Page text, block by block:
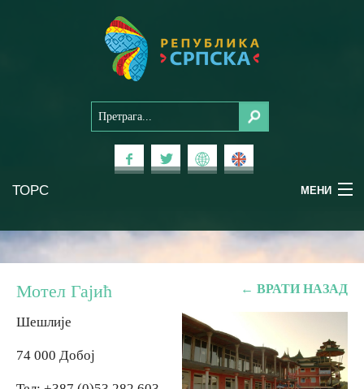
ТОРС МЕНИ
Планински туризам
Бањски туризам
← ВРАТИ НАЗАД
Мотел Гајић
Шешлије
74 000 Добој